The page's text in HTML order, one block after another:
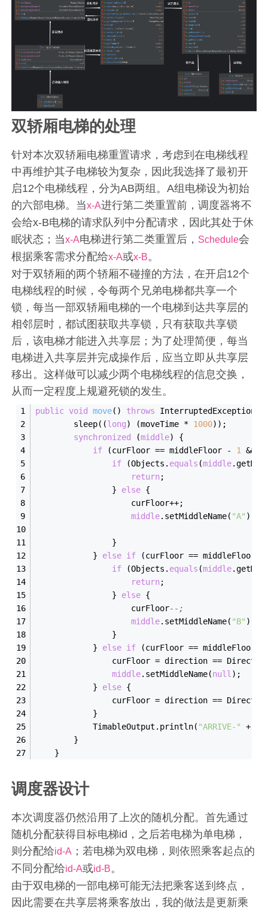
双轿厢电梯的处理
针对本次双轿厢电梯重置请求，考虑到在电梯线程
中再维护其子电梯较为复杂，因此我选择了最初开
启12个电梯线程，分为AB两组。A组电梯设为初始
的六部电梯。当x-A进行第二类重置前，调度器将不
会给x-B电梯的请求队列中分配请求，因此其处于休
眠状态；当x-A电梯进行第二类重置后， Schedule会
根据乘客需求分配给x-A或x-B。
对于双轿厢的两个轿厢不碰撞的方法，在开启12个
电梯线程的时候，令每两个兄弟电梯都共享一个
锁，每当一部双轿厢电梯的一个电梯到达共享层的
相邻层时，都试图获取共享锁，只有获取共享锁
后，该电梯才能进入共享层；为了处理简便，每当
电梯进入共享层并完成操作后，应当立即从共享层
移出。这样做可以减少两个电梯线程的信息交换，
从而一定程度上规避死锁的发生。
public void move() throws InterruptedException
        sleep((
long) (moveTime * 1000));
synchronized
(middle) {
if (curFloor == middleFloor - 1
&&
if (Objects. equals (middle
return;
                }
else {
                    curFloor++;
middle.setMiddleName( "A" );
                }
            }
else if (curFloor == middleFloor
if (Objects. equals (middle
return;
                }
else {
                    curFloor
--;
middle.setMiddleName( "B" );
                }
            }
else if (curFloor == middleFloor)
curFloor = direction ==
middle.setMiddleName(null );
            }
else {
curFloor = direction ==
            }
            TimableOutput.println(
"ARRIVE-"
+
        }
    }
调度器设计
本次调度器仍然沿用了上次的随机分配。首先通过
随机分配获得目标电梯id，之后若电梯为单电梯，
则分配给id-A ；若电梯为双电梯，则依照乘客起点的
不同分配给id-A或id-B。
由于双电梯的一部电梯可能无法把乘客送到终点，
因此需要在共享层将乘客放出，我的做法是更新乘